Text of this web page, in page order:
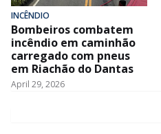
INCÊNDIO
Bombeiros combatem
incêndio em caminhão
carregado com pneus
em Riachão do Dantas
April 29, 2026